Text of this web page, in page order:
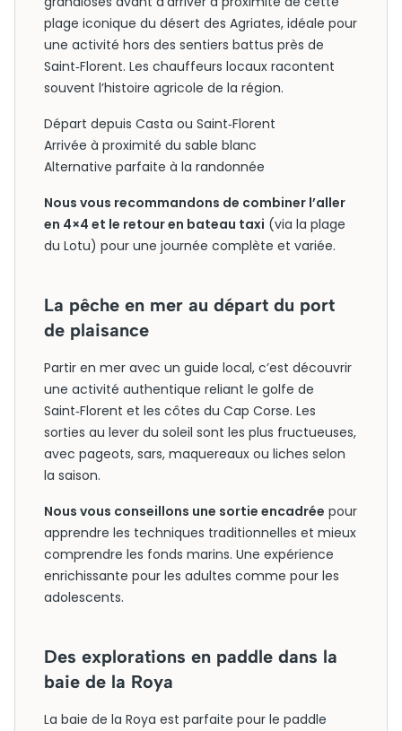
plage iconique du désert des Agriates, idéale pour
une activité hors des sentiers battus près de
Saint‑Florent. Les chauffeurs locaux racontent
souvent l’histoire agricole de la région.
Départ depuis Casta ou Saint‑Florent
Arrivée à proximité du sable blanc
Alternative parfaite à la randonnée
Nous vous recommandons de combiner l’aller
en 4×4 et le retour en bateau taxi (via la plage
du Lotu) pour une journée complète et variée.
La pêche en mer au départ du port
de plaisance
Partir en mer avec un guide local, c’est découvrir
une activité authentique reliant le golfe de
Saint‑Florent et les côtes du Cap Corse. Les
sorties au lever du soleil sont les plus fructueuses,
avec pageots, sars, maquereaux ou liches selon
la saison.
Nous vous conseillons une sortie encadrée pour
apprendre les techniques traditionnelles et mieux
comprendre les fonds marins. Une expérience
enrichissante pour les adultes comme pour les
adolescents.
Des explorations en paddle dans la
baie de la Roya
La baie de la Roya est parfaite pour le paddle